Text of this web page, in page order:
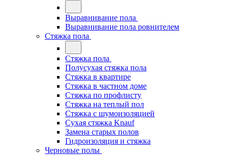
Выравнивание пола
Выравнивание пола ровнителем
Стяжка пола
Стяжка пола
Полусухая стяжка пола
Стяжка в квартире
Стяжка в частном доме
Стяжка по профлисту
Стяжка на теплый пол
Стяжка с шумоизоляцией
Сухая стяжка Knauf
Замена старых полов
Гидроизоляция и стяжка
Черновые полы